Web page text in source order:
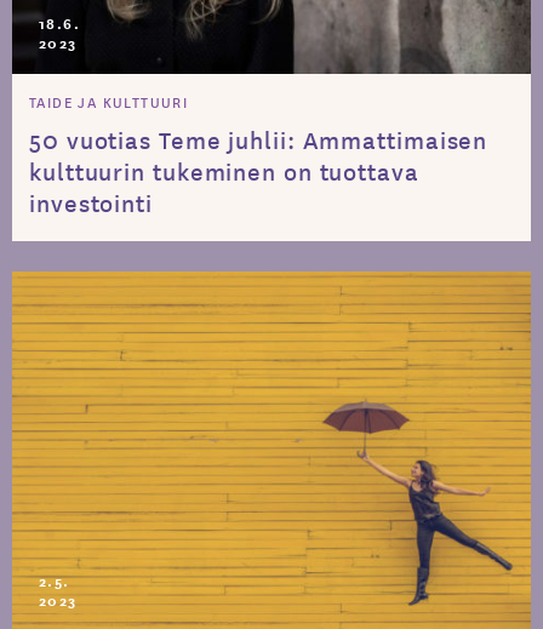
18.6.
2023
TAIDE JA KULTTUURI
50 vuotias Teme juhlii: Ammattimaisen
kulttuurin tukeminen on tuottava
investointi
2.5.
2023